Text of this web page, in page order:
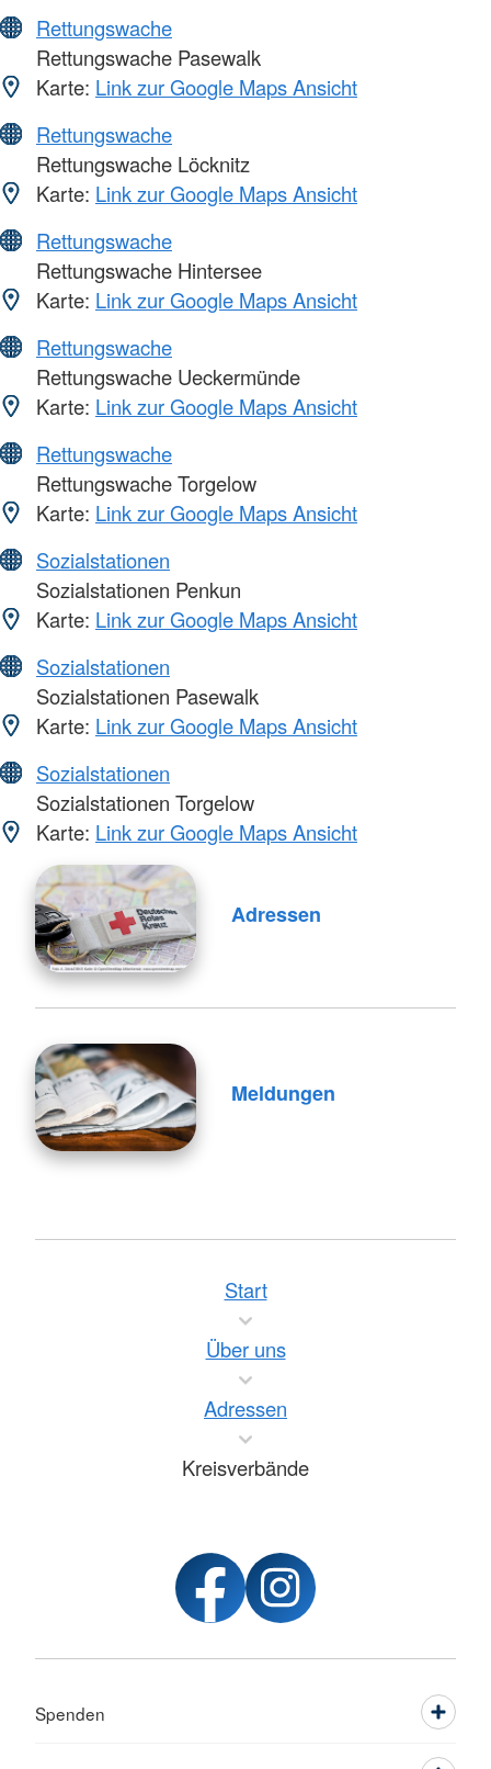
Rettungswache
Rettungswache Pasewalk
Karte: Link zur Google Maps Ansicht
Rettungswache
Rettungswache Löcknitz
Karte: Link zur Google Maps Ansicht
Rettungswache
Rettungswache Hintersee
Karte: Link zur Google Maps Ansicht
Rettungswache
Rettungswache Ueckermünde
Karte: Link zur Google Maps Ansicht
Rettungswache
Rettungswache Torgelow
Karte: Link zur Google Maps Ansicht
Sozialstationen
Sozialstationen Penkun
Karte: Link zur Google Maps Ansicht
Sozialstationen
Sozialstationen Pasewalk
Karte: Link zur Google Maps Ansicht
Sozialstationen
Sozialstationen Torgelow
Karte: Link zur Google Maps Ansicht
Adressen
Meldungen
Start
Über uns
Adressen
Kreisverbände
Spenden